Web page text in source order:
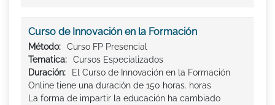
Curso de Innovación en la Formación
Método:
Curso FP Presencial
Tematica:
Cursos Especializados
Duración:
El Curso de Innovación en la Formación
Online tiene una duración de 150 horas. horas
La forma de impartir la educación ha cambiado